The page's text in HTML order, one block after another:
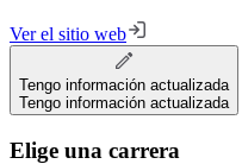
Ver el sitio web
Tengo información actualizada
Tengo información actualizada
Elige una carrera